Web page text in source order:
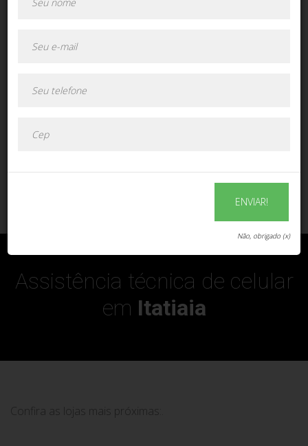
Assistência técnica de celular
em Itatiaia
Confira as lojas mais próximas:.
ENVIAR!
Não, obrigado (x)